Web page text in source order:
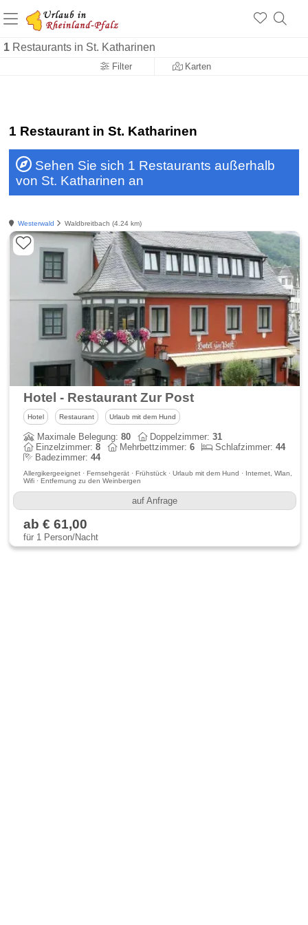
1 Restaurants in St. Katharinen
Filter Karten
+1.500 Unterkünfte in Rheinland-Pfalz
+1.000 Sehenswürdigkeiten
1 Restaurant in St. Katharinen
Sehen Sie sich 1 Restaurants außerhalb
von St. Katharinen an
Westerwald Waldbreitbach (4.24 km)
Hotel - Restaurant Zur Post
Hotel Restaurant Urlaub mit dem Hund
Maximale Belegung:80 Doppelzimmer:31
Einzelzimmer:8 Mehrbettzimmer:6 Schlafzimmer:44
Badezimmer:44
Allergikergeeignet · Fernsehgerät · Frühstück · Urlaub mit dem Hund · Internet, Wlan,
Wifi · Entfernung zu den Weinbergen
auf Anfrage
ab € 61,00
für 1 Person/Nacht